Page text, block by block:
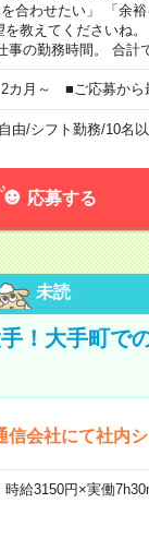
合わせたい」 「余
教えてくださいね
の勤務時間。 合計
2カ月～ ■ご応募から
由/シフト勤務/10名
応募する
未読
！大手町で
信会社にて社内
給3150円×実働